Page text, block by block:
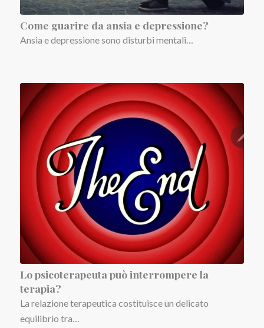
Come guarire da ansia e depressione?
Ansia e depressione sono disturbi mentali…
Lo psicoterapeu­ta può interrompere la
terapia?
La relazione terapeutica costituisce un delicato
equilibrio tra…